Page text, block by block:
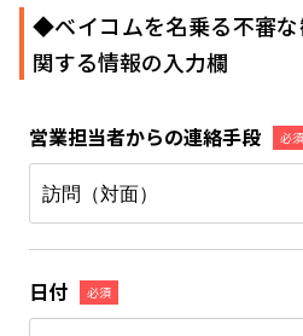
◆ベイコムを名乗る不審
関する情報の入力欄
営業担当者からの連絡手段 必須
日付 必須